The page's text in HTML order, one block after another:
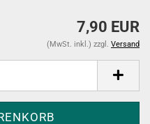
7,90 EUR
(MwSt. inkl.) zzgl. Versand